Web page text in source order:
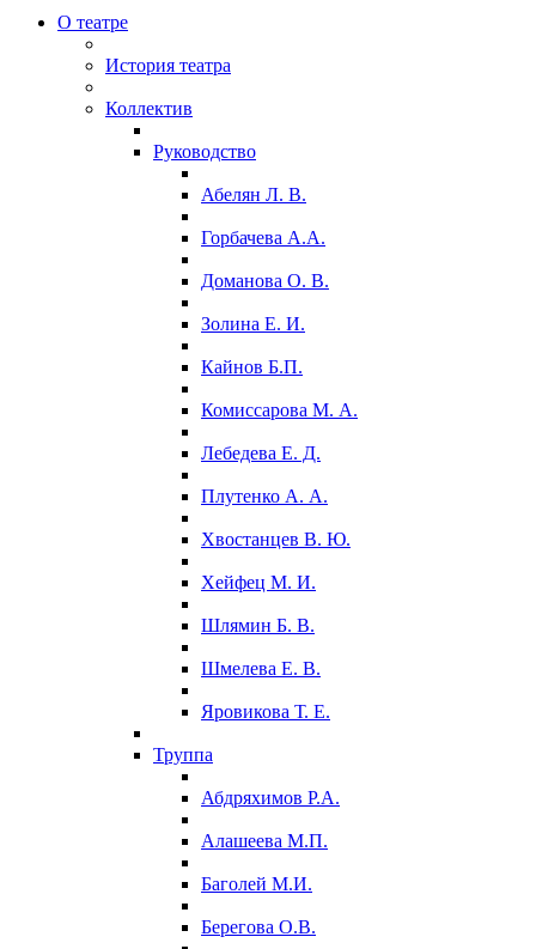
О театре
История театра
Коллектив
Руководство
Абелян Л. В.
Горбачева А.А.
Доманова О. В.
Золина Е. И.
Кайнов Б.П.
Комиссарова М. А.
Лебедева Е. Д.
Плутенко А. А.
Хвостанцев В. Ю.
Хейфец М. И.
Шлямин Б. В.
Шмелева Е. В.
Яровикова Т. Е.
Труппа
Абдряхимов Р.А.
Алашеева М.П.
Баголей М.И.
Берегова О.В.